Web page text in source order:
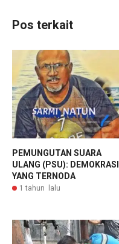
Pos terkait
PEMUNGUTAN SUARA
ULANG (PSU): DEMOKRASI
YANG TERNODA
1 tahun lalu